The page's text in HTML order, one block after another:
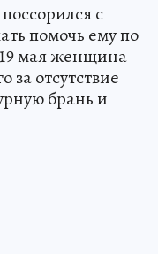
с
помочь ему по
мая женщина
за отсутствие
брань и